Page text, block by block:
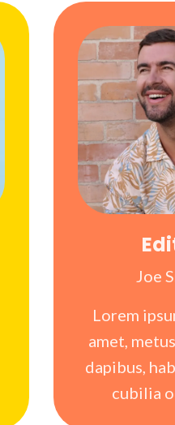
Joe
Lorem
amet,
dapibus,
cubilia